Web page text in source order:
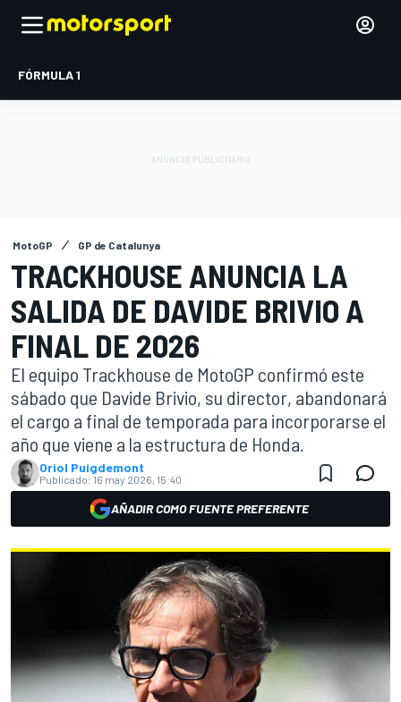
FÓRMULA 1
MotoGP GP de Catalunya
TRACKHOUSE ANUNCIA LA
SALIDA DE DAVIDE BRIVIO A
FINAL DE 2026
El equipo Trackhouse de MotoGP confirmó este
sábado que Davide Brivio, su director, abandonará
el cargo a final de temporada para incorporarse el
año que viene a la estructura de Honda.
Oriol Puigdemont
Publicado: 16 may 2026, 15:40
AÑADIR COMO FUENTE PREFERENTE